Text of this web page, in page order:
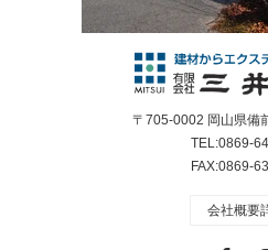
〒705-0002 岡山県備
TEL:0869-
FAX:0869-
会社概要